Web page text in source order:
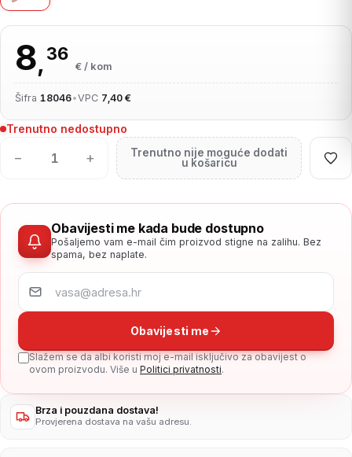
8,36
€ / kom
Šifra 18046•VPC 7,40 €
Trenutno nedostupno
− +
Trenutno nije moguće dodati
u košaricu
Obavijesti me kada bude dostupno
Pošaljemo vam e-mail čim proizvod stigne na zalihu. Bez
spama, bez naplate.
Obavijesti me
Slažem se da albi koristi moj e-mail isključivo za obavijest o
ovom proizvodu. Više u Politici privatnosti.
Brza i pouzdana dostava!
Provjerena dostava na vašu adresu.